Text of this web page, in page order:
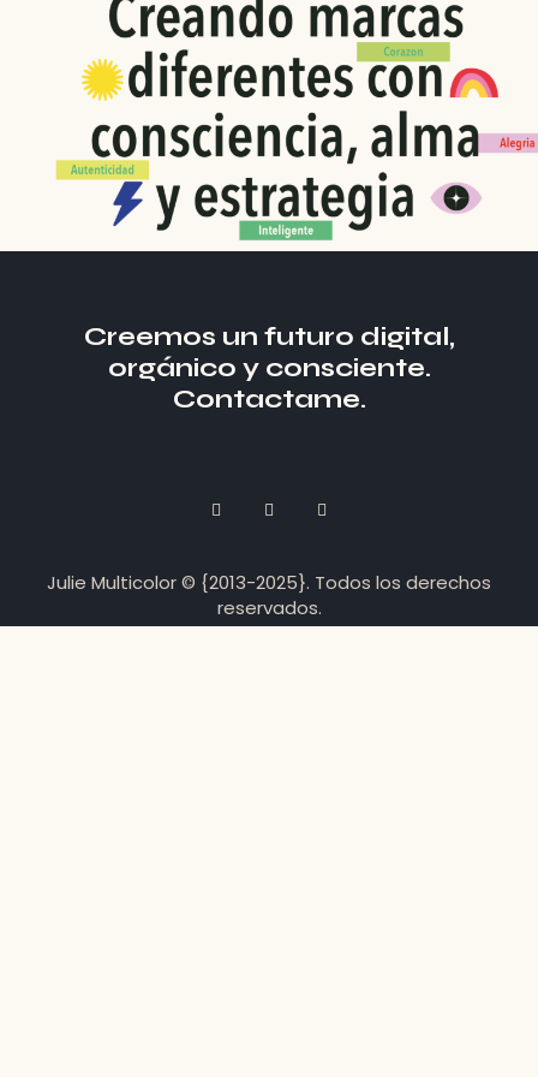
Creemos un futuro digital,
orgánico y consciente.
Contactame.
Julie Multicolor © {2013-2025}. Todos los derechos
reservados.